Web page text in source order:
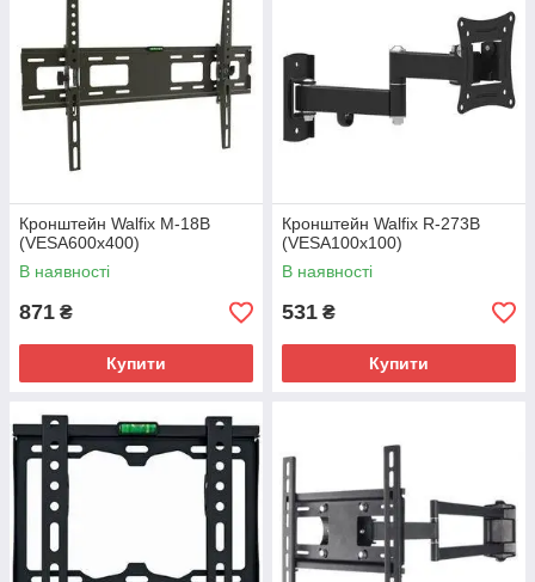
Кронштейн Walfix M-18B
(VESA600х400)
В наявності
871 ₴
Купити
Кронштейн Walfix R-273B
(VESA100х100)
В наявності
531 ₴
Купити